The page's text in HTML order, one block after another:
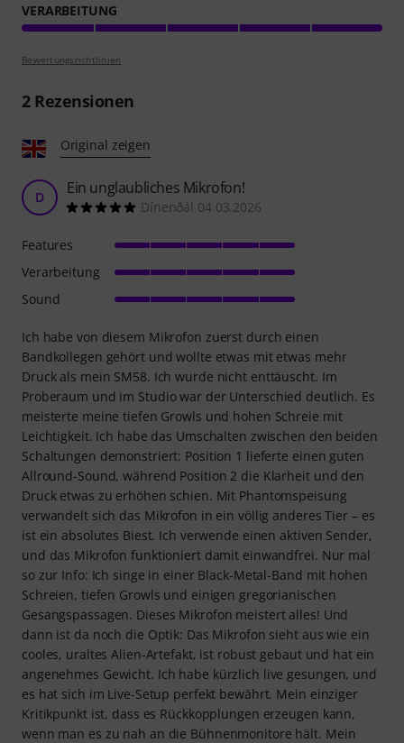
VERARBEITUNG
Bewertungsrichtlinien
2Rezensionen
Original zeigen
D Ein unglaubliches Mikrofon!
Dínenðál 04.03.2026
Ich habe von diesem Mikrofon zuerst durch einen
Bandkollegen gehört und wollte etwas mit etwas mehr
Druck als mein SM58. Ich wurde nicht enttäuscht. Im
Proberaum und im Studio war der Unterschied deutlich. Es
meisterte meine tiefen Growls und hohen Schreie mit
Leichtigkeit. Ich habe das Umschalten zwischen den beiden
Schaltungen demonstriert: Position 1 lieferte einen guten
Allround-Sound, während Position 2 die Klarheit und den
Druck etwas zu erhöhen schien. Mit Phantomspeisung
verwandelt sich das Mikrofon in ein völlig anderes Tier – es
ist ein absolutes Biest. Ich verwende einen aktiven Sender,
und das Mikrofon funktioniert damit einwandfrei. Nur mal
so zur Info: Ich singe in einer Black-Metal-Band mit hohen
Schreien, tiefen Growls und einigen gregorianischen
Gesangspassagen. Dieses Mikrofon meistert alles! Und
dann ist da noch die Optik: Das Mikrofon sieht aus wie ein
cooles, uraltes Alien-Artefakt, ist robust gebaut und hat ein
angenehmes Gewicht. Ich habe kürzlich live gesungen, und
es hat sich im Live-Setup perfekt bewährt. Mein einziger
Kritikpunkt ist, dass es Rückkopplungen erzeugen kann,
wenn man es zu nah an die Bühnenmonitore hält. Mein
Features
Verarbeitung
Sound